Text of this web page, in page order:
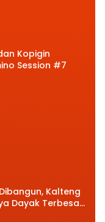
Kopigin
Session #7
Kalteng
Dayak Terbesar